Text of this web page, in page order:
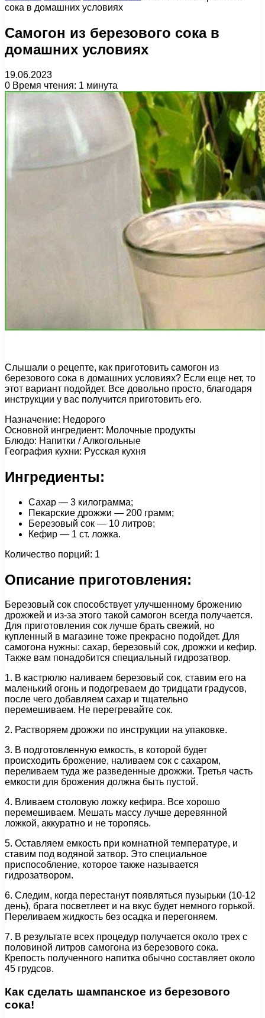
сока в домашних условиях
Самогон из березового сока в
домашних условиях
19.06.2023
0 Время чтения: 1 минута
Слышали о рецепте, как приготовить самогон из
березового сока в домашних условиях? Если еще нет, то
этот вариант подойдет. Все довольно просто, благодаря
инструкции у вас получится приготовить его.
Назначение: Недорого
Основной ингредиент: Молочные продукты
Блюдо: Напитки / Алкогольные
География кухни: Русская кухня
Ингредиенты:
Сахар — 3 килограмма;
Пекарские дрожжи — 200 грамм;
Березовый сок — 10 литров;
Кефир — 1 ст. ложка.
Количество порций: 1
Описание приготовления:
Березовый сок способствует улучшенному брожению
дрожжей и из-за этого такой самогон всегда получается.
Для приготовления сок лучше брать свежий, но
купленный в магазине тоже прекрасно подойдет. Для
самогона нужны: сахар, березовый сок, дрожжи и кефир.
Также вам понадобится специальный гидрозатвор.
1. В кастрюлю наливаем березовый сок, ставим его на
маленький огонь и подогреваем до тридцати градусов,
после чего добавляем сахар и тщательно
перемешиваем. Не перегревайте сок.
2. Растворяем дрожжи по инструкции на упаковке.
3. В подготовленную емкость, в которой будет
происходить брожение, наливаем сок с сахаром,
переливаем туда же разведенные дрожжи. Третья часть
емкости для брожения должна быть пустой.
4. Вливаем столовую ложку кефира. Все хорошо
перемешиваем. Мешать массу лучше деревянной
ложкой, аккуратно и не торопясь.
5. Оставляем емкость при комнатной температуре, и
ставим под водяной затвор. Это специальное
приспособление, которое также называется
гидрозатвором.
6. Следим, когда перестанут появляться пузырьки (10-12
день), брага посветлеет и на вкус будет немного горькой.
Переливаем жидкость без осадка и перегоняем.
7. В результате всех процедур получается около трех с
половиной литров самогона из березового сока.
Крепость полученного напитка обычно составляет около
45 грудсов.
Как сделать шампанское из березового
сока!